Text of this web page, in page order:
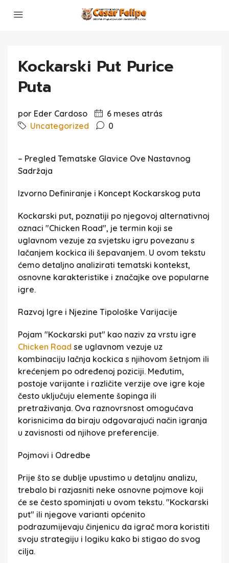
Kockarski Put Purice
Puta
por Eder Cardoso
6 meses atrás
Uncategorized
0
– Pregled Tematske Glavice Ove Nastavnog
Sadržaja
Izvorno Definiranje i Koncept Kockarskog puta
Kockarski put, poznatiji po njegovoj alternativnoj
oznaci "Chicken Road", je termin koji se
uglavnom vezuje za svjetsku igru povezanu s
lačanjem kockica ili šepavanjem. U ovom tekstu
ćemo detaljno analizirati tematski kontekst,
osnovne karakteristike i značajke ove popularne
igre.
Razvoj Igre i Njezine Tipološke Varijacije
Pojam "Kockarski put" kao naziv za vrstu igre
Chicken Road se uglavnom vezuje uz
kombinaciju lačnja kockica s njihovom šetnjom ili
krećenjem po određenoj poziciji. Međutim,
postoje varijante i različite verzije ove igre koje
često uključuju elemente šopinga ili
pretraživanja. Ova raznovrsnost omogućava
korisnicima da biraju odgovarajući način igranja
u zavisnosti od njihove preferencije.
Pojmovi i Odredbe
Prije što se dublje upustimo u detaljnu analizu,
trebalo bi razjasniti neke osnovne pojmove koji
će se često spominjati u ovom tekstu. "Kockarski
put" ili njegove varianti općenito
podrazumijevaju činjenicu da igrač mora koristiti
svoju strategiju i logiku kako bi stigao do svog
cilja.